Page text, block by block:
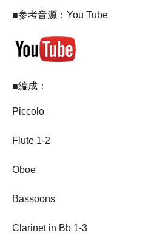
■参考音源：You Tube
■編成：
Piccolo
Flute 1-2
Oboe
Bassoons
Clarinet in Bb 1-3